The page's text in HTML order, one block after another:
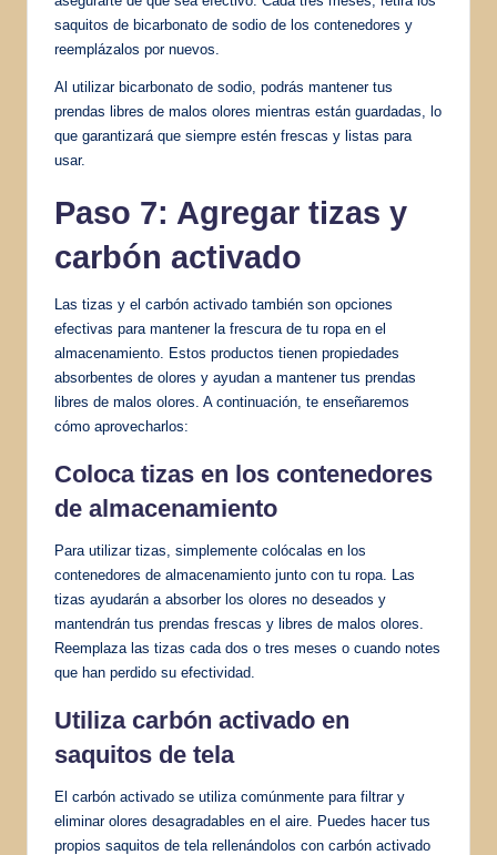
saquitos de bicarbonato de sodio de los contenedores y
reemplázalos por nuevos.
Al utilizar bicarbonato de sodio, podrás mantener tus
prendas libres de malos olores mientras están guardadas, lo
que garantizará que siempre estén frescas y listas para
usar.
Paso 7: Agregar tizas y
carbón activado
Las tizas y el carbón activado también son opciones
efectivas para mantener la frescura de tu ropa en el
almacenamiento. Estos productos tienen propiedades
absorbentes de olores y ayudan a mantener tus prendas
libres de malos olores. A continuación, te enseñaremos
cómo aprovecharlos:
Coloca tizas en los contenedores
de almacenamiento
Para utilizar tizas, simplemente colócalas en los
contenedores de almacenamiento junto con tu ropa. Las
tizas ayudarán a absorber los olores no deseados y
mantendrán tus prendas frescas y libres de malos olores.
Reemplaza las tizas cada dos o tres meses o cuando notes
que han perdido su efectividad.
Utiliza carbón activado en
saquitos de tela
El carbón activado se utiliza comúnmente para filtrar y
eliminar olores desagradables en el aire. Puedes hacer tus
propios saquitos de tela rellenándolos con carbón activado